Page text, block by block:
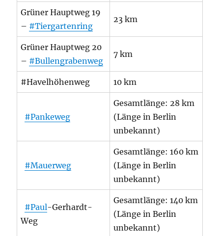
Grüner Hauptweg 19
– #Tiergartenring
23 km
Grüner Hauptweg 20
– #Bullengrabenweg
7 km
#Havelhöhenweg 10 km
#Pankeweg
Gesamtlänge: 28 km
(Länge in Berlin
unbekannt)
#Mauerweg
Gesamtlänge: 160 km
(Länge in Berlin
unbekannt)
#Paul-Gerhardt-
Weg
Gesamtlänge: 140 km
(Länge in Berlin
unbekannt)